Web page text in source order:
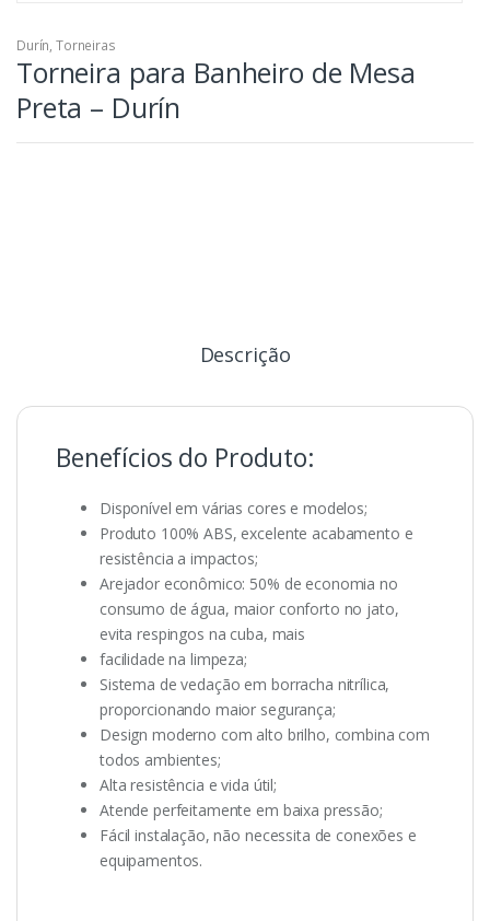
Durín,Torneiras
Torneira para Banheiro de Mesa
Preta – Durín
Descrição
Benefícios do Produto:
Disponível em várias cores e modelos;
Produto 100% ABS, excelente acabamento e
resistência a impactos;
Arejador econômico: 50% de economia no
consumo de água, maior conforto no jato,
evita respingos na cuba, mais
facilidade na limpeza;
Sistema de vedação em borracha nitrílica,
proporcionando maior segurança;
Design moderno com alto brilho, combina com
todos ambientes;
Alta resistência e vida útil;
Atende perfeitamente em baixa pressão;
Fácil instalação, não necessita de conexões e
equipamentos.